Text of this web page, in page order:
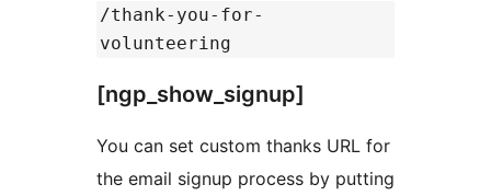
/thank-you-for-
volunteering
[ngp_show_signup]
You can set custom thanks URL for
the email signup process by putting